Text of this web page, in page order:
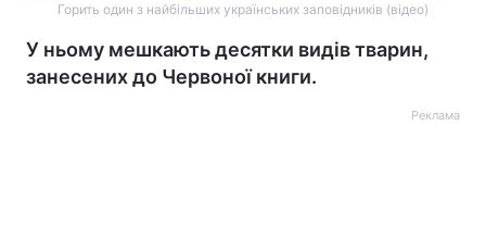
Горить один з найбільших українських заповідників (відео)
У ньому мешкають десятки видів тварин,
занесених до Червоної книги.
Реклама